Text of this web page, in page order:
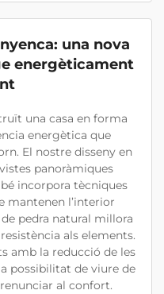
una nova
energèticament
una casa en forma
energètica que
El nostre disseny en
panoràmiques
incorpora tècniques
mantenen l’interior
de pedra natural millora
als elements.
amb la reducció de les
possibilitat de viure de
al confort.